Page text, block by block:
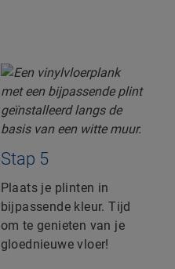
Stap 5
Plaats je plinten in
bijpassende kleur. Tijd
om te genieten van je
gloednieuwe vloer!